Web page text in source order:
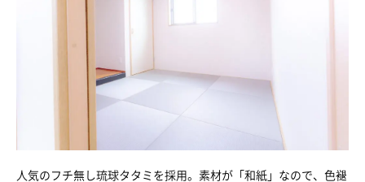
人気のフチ無し琉球タタミを採用。素材が「和紙」なので、色褪